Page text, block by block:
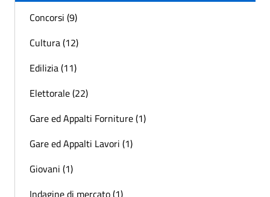
Concorsi (9)
Cultura (12)
Edilizia (11)
Elettorale (22)
Gare ed Appalti Forniture (1)
Gare ed Appalti Lavori (1)
Giovani (1)
Indagine di mercato (1)